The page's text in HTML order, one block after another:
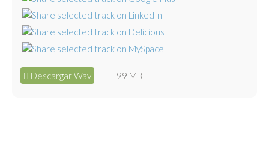
Descargar Wav 99 MB